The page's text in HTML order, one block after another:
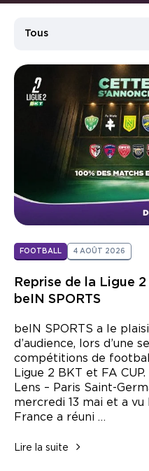
FOOTBALL 4 AOÛT 2026
Reprise de la Ligue
beIN SPORTS
beIN SPORTS a le
d’audience, lors d’une
compétitions de football
Ligue 2 BKT et FA
Lens – Paris Saint-
mercredi 13 mai et a vu
France a réuni …
Lire la suite